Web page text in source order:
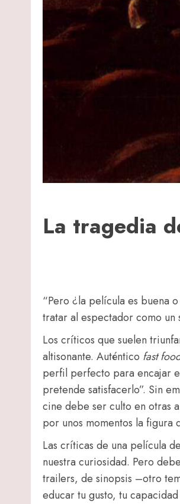
La tragedia
“Pero ¿la película es buena
tratar al espectador como
Los críticos que suelen
altisonante. Auténtico fast
perfil perfecto para encajar
pretende satisfacerlo”. Sin
cine debe ser culto en otras
por unos momentos la figura
Las críticas de una película
nuestra curiosidad. Pero
trailers, de sinopsis –otro
educar tu gusto, tu